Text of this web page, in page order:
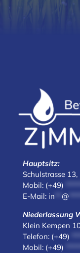
Hauptsitz:
Schulstrasse
Mobil: (+49)
E-Mail: in @
Niederlassung
Klein Kempen
Telefon: (+49)
Mobil: (+49)